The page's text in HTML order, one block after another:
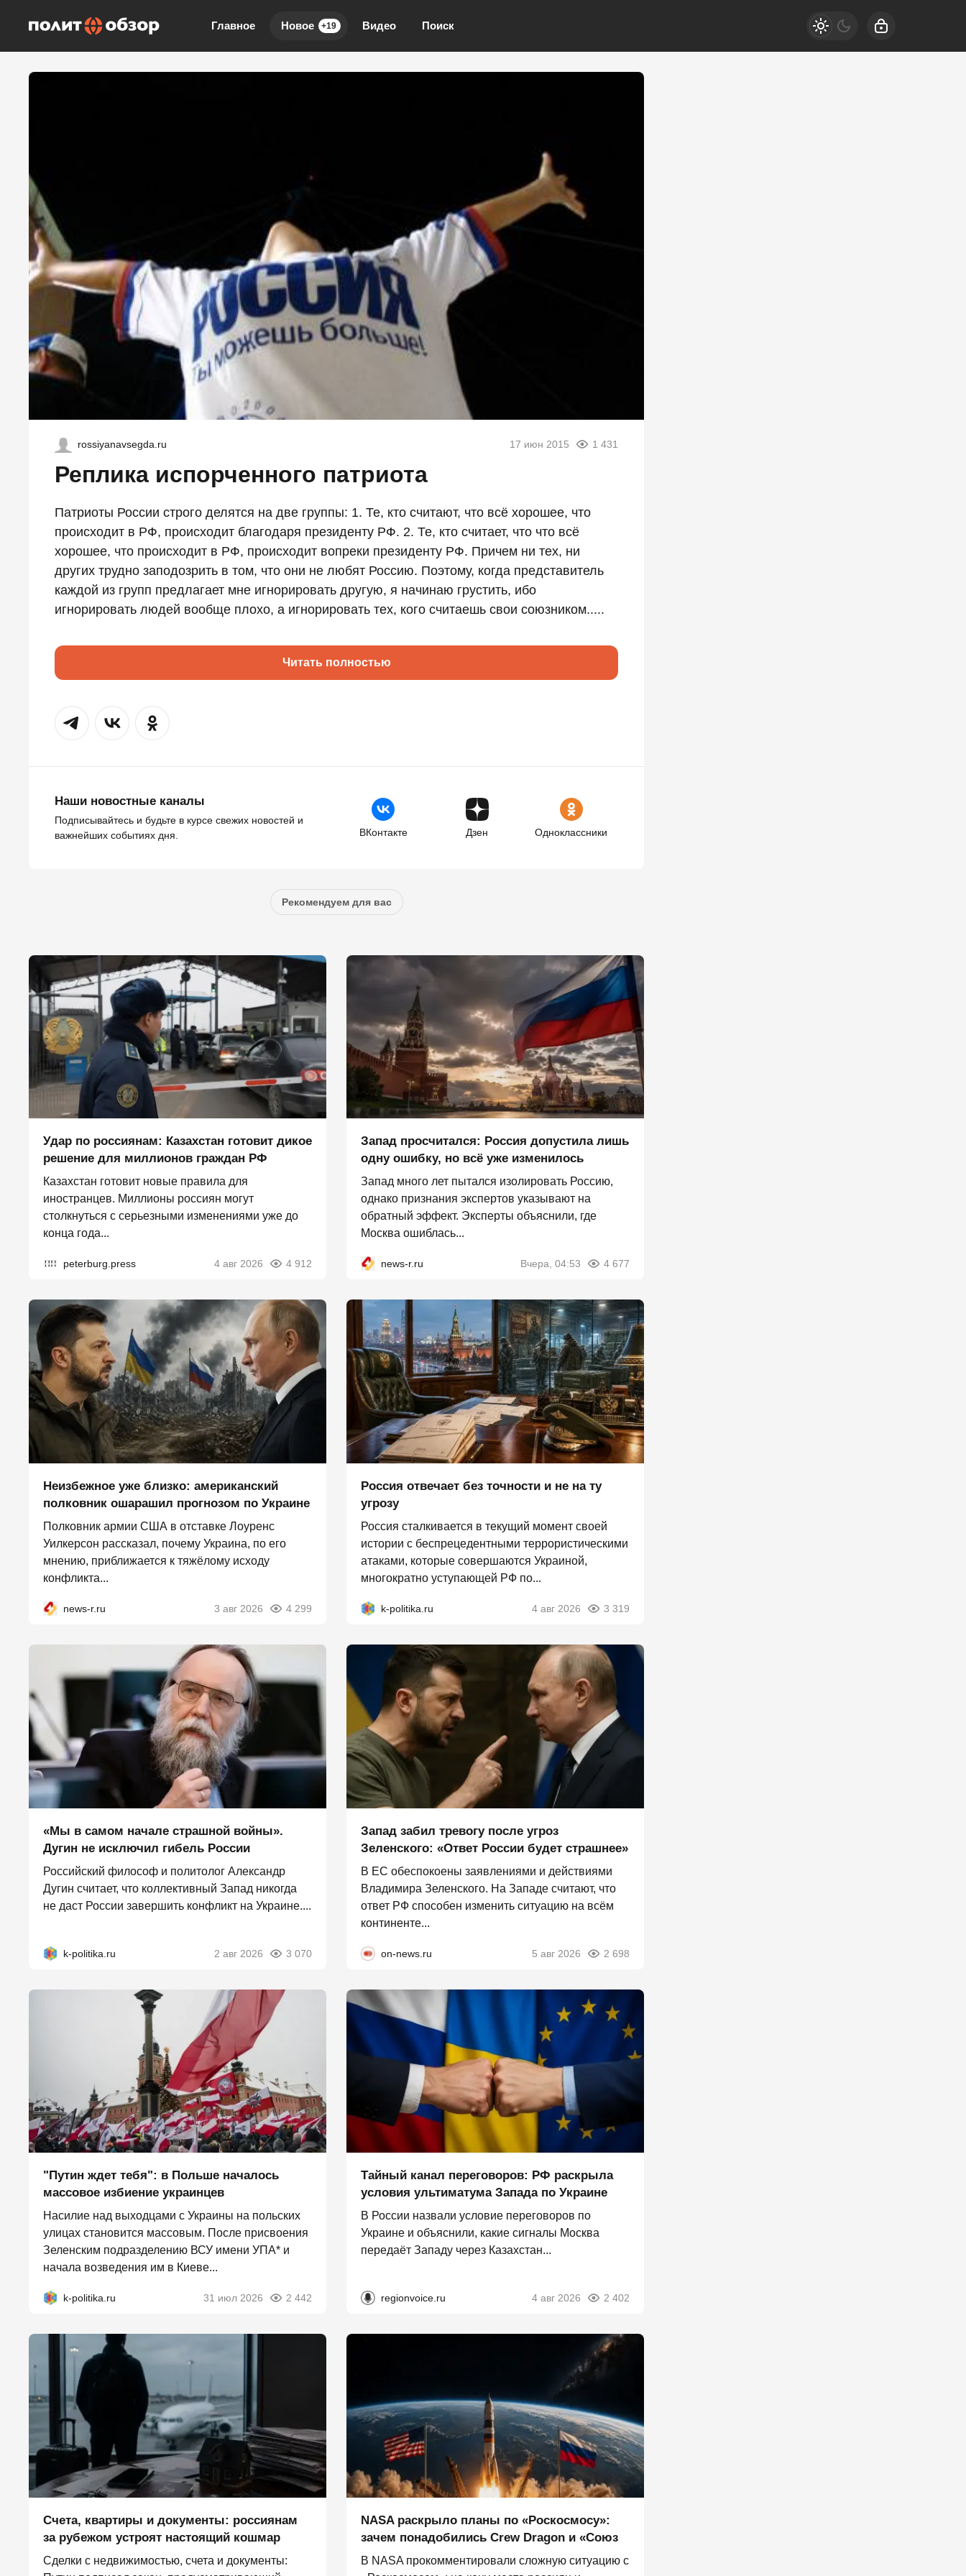
Главное Новое +19 Видео Поиск
rossiyanavsegda.ru 17 июн 2015 1 431
Реплика испорченного патриота
Патриоты России строго делятся на две группы: 1. Те, кто считают, что всё хорошее, что
происходит в РФ, происходит благодаря президенту РФ. 2. Те, кто считает, что что всё
хорошее, что происходит в РФ, происходит вопреки президенту РФ. Причем ни тех, ни
других трудно заподозрить в том, что они не любят Россию. Поэтому, когда представитель
каждой из групп предлагает мне игнорировать другую, я начинаю грустить, ибо
игнорировать людей вообще плохо, а игнорировать тех, кого считаешь свои союзником.....
Читать полностью
Наши новостные каналы
Подписывайтесь и будьте в курсе свежих новостей и
важнейших событиях дня.
ВКонтакте Дзен Одноклассники
Рекомендуем для вас
Удар по россиянам: Казахстан готовит дикое
решение для миллионов граждан РФ
Казахстан готовит новые правила для
иностранцев. Миллионы россиян могут
столкнуться с серьезными изменениями уже до
конца года...
peterburg.press 4 авг 2026 4 912
Запад просчитался: Россия допустила лишь
одну ошибку, но всё уже изменилось
Запад много лет пытался изолировать Россию,
однако признания экспертов указывают на
обратный эффект. Эксперты объяснили, где
Москва ошиблась...
news-r.ru Вчера, 04:53 4 677
Неизбежное уже близко: американский
полковник ошарашил прогнозом по Украине
Полковник армии США в отставке Лоуренс
Уилкерсон рассказал, почему Украина, по его
мнению, приближается к тяжёлому исходу
конфликта...
news-r.ru 3 авг 2026 4 299
Россия отвечает без точности и не на ту
угрозу
Россия сталкивается в текущий момент своей
истории с беспрецедентными террористическими
атаками, которые совершаются Украиной,
многократно уступающей РФ по...
k-politika.ru 4 авг 2026 3 319
«Мы в самом начале страшной войны».
Дугин не исключил гибель России
Российский философ и политолог Александр
Дугин считает, что коллективный Запад никогда
не даст России завершить конфликт на Украине....
k-politika.ru 2 авг 2026 3 070
Запад забил тревогу после угроз
Зеленского: «Ответ России будет страшнее»
В ЕС обеспокоены заявлениями и действиями
Владимира Зеленского. На Западе считают, что
ответ РФ способен изменить ситуацию на всём
континенте...
on-news.ru 5 авг 2026 2 698
"Путин ждет тебя": в Польше началось
массовое избиение украинцев
Насилие над выходцами с Украины на польских
улицах становится массовым. После присвоения
Зеленским подразделению ВСУ имени УПА* и
начала возведения им в Киеве...
k-politika.ru 31 июл 2026 2 442
Тайный канал переговоров: РФ раскрыла
условия ультиматума Запада по Украине
В России назвали условие переговоров по
Украине и объяснили, какие сигналы Москва
передаёт Западу через Казахстан...
regionvoice.ru 4 авг 2026 2 402
Счета, квартиры и документы: россиянам
за рубежом устроят настоящий кошмар
Сделки с недвижимостью, счета и документы:
NASA раскрыло планы по «Роскосмосу»:
зачем понадобились Crew Dragon и «Союз
В NASA прокомментировали сложную ситуацию с